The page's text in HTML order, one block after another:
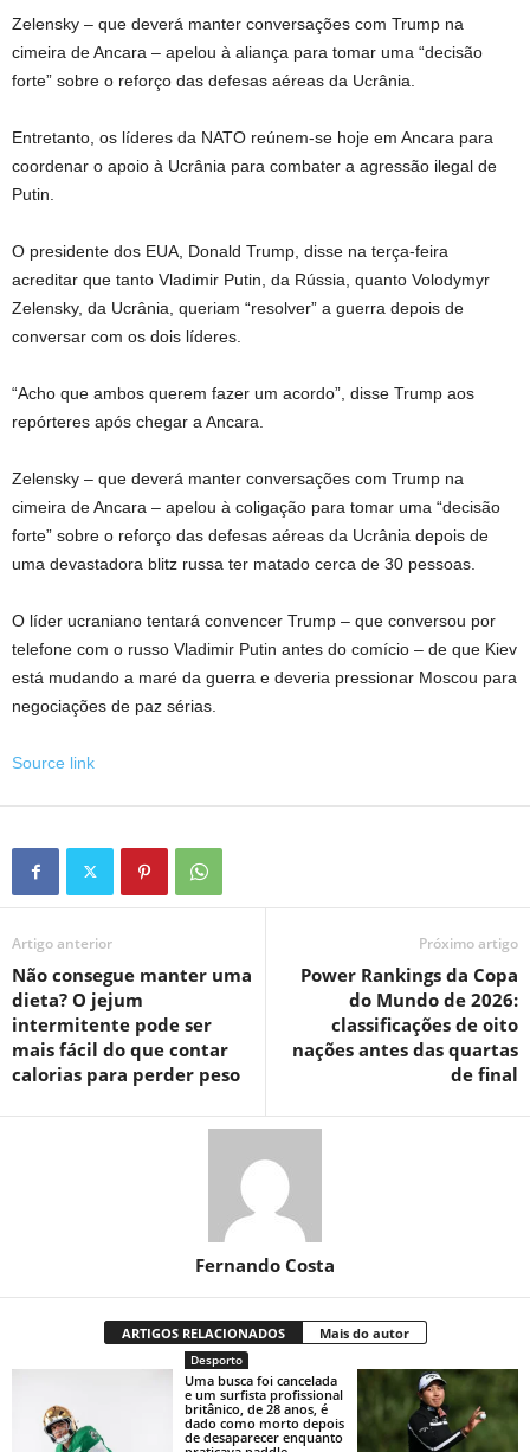
Zelensky – que deverá manter conversações com Trump na
cimeira de Ancara – apelou à aliança para tomar uma “decisão
forte” sobre o reforço das defesas aéreas da Ucrânia.
Entretanto, os líderes da NATO reúnem-se hoje em Ancara para
coordenar o apoio à Ucrânia para combater a agressão ilegal de
Putin.
O presidente dos EUA, Donald Trump, disse na terça-feira
acreditar que tanto Vladimir Putin, da Rússia, quanto Volodymyr
Zelensky, da Ucrânia, queriam “resolver” a guerra depois de
conversar com os dois líderes.
“Acho que ambos querem fazer um acordo”, disse Trump aos
repórteres após chegar a Ancara.
Zelensky – que deverá manter conversações com Trump na
cimeira de Ancara – apelou à coligação para tomar uma “decisão
forte” sobre o reforço das defesas aéreas da Ucrânia depois de
uma devastadora blitz russa ter matado cerca de 30 pessoas.
O líder ucraniano tentará convencer Trump – que conversou por
telefone com o russo Vladimir Putin antes do comício – de que Kiev
está mudando a maré da guerra e deveria pressionar Moscou para
negociações de paz sérias.
Source link
Artigo anterior
Não consegue manter uma
dieta? O jejum
intermitente pode ser
mais fácil do que contar
calorias para perder peso
Próximo artigo
Power Rankings da Copa
do Mundo de 2026:
classificações de oito
nações antes das quartas
de final
Fernando Costa
ARTIGOS RELACIONADOS Mais do autor
Desporto
Uma busca foi cancelada
e um surfista profissional
britânico, de 28 anos, é
dado como morto depois
de desaparecer enquanto